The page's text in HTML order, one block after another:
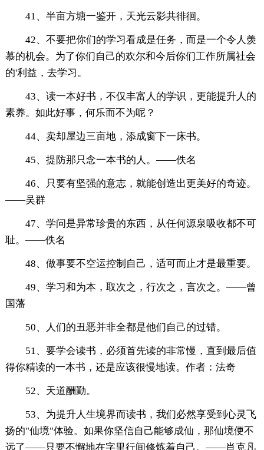
41、半亩方塘一鉴开，天光云影共徘徊。
42、不要把你们的学习看成是任务，而是一个令人羡
慕的机会。为了你们自己的欢尔和今后你们工作所属社会
的'利益，去学习。
43、读一本好书，不仅丰富人的学识，更能提升人的
素养。如此好事，何乐而不为呢？
44、卖却屋边三亩地，添成窗下一床书。
45、提防那只念一本书的人。——佚名
46、只要有坚强的意志，就能创造出更美好的奇迹。
——吴群
47、学问是异常珍贵的东西，从任何源泉吸收都不可
耻。——佚名
48、做事要不空运控制自己，适可而止才是最重要。
49、学习和为本，取次之，行次之，言次之。——曾
国藩
50、人们的丑恶并非全都是他们自己的过错。
51、要学会读书，必须首先读的非常慢，直到最后值
得你精读的一本书，还是应该很慢地读。作者：法奇
52、天道酬勤。
53、为提升人生境界而读书，我们必然享受到心灵飞
扬的"仙境"体验。如果你坚信自己能够成仙，那仙境便不
远了——只要不懈地在字里行间修炼着自己。——肖克凡